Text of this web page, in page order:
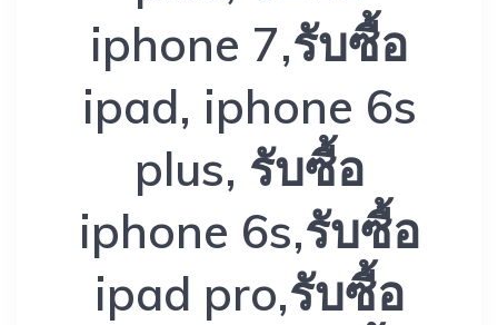
iphone 7,รับซื้อ
ipad, iphone 6s
plus, รับซื้อ
iphone 6s,รับซื้อ
ipad pro,รับซื้อ